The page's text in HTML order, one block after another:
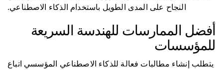
النجاح على المدى الطويل باستخدام الذكاء الاصطناعي.
أفضل الممارسات للهندسة السريعة
للمؤسسات
يتطلب إنشاء مطالبات فعالة للذكاء الاصطناعي المؤسسي اتباع